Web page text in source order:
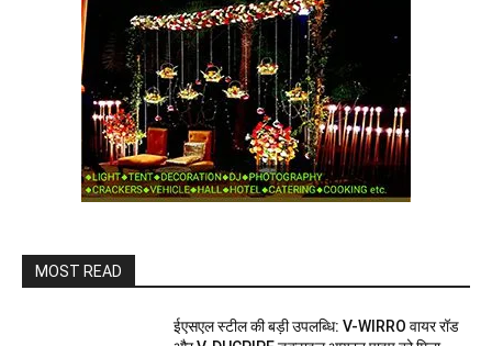
MOST READ
ईएसएल स्टील की बड़ी उपलब्धि: V-WIRRO वायर रॉड